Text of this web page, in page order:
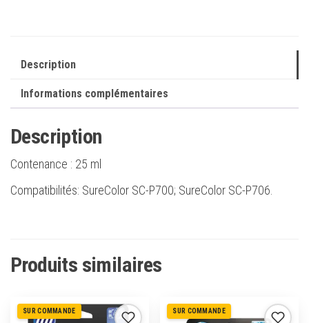
C13T46S500
Description
Informations complémentaires
Description
Contenance : 25 ml
Compatibilités: SureColor SC-P700; SureColor SC-P706.
Produits similaires
SUR COMMANDE SUR COMMANDE